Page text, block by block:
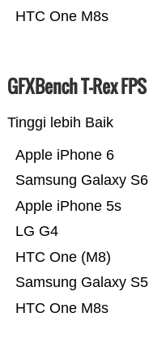
HTC One M8s
GFXBench T-Rex FPS
Tinggi lebih Baik
HTC One M8s
Samsung Galaxy S5
HTC One (M8)
LG G4
Apple iPhone 5s
Samsung Galaxy S6
Apple iPhone 6